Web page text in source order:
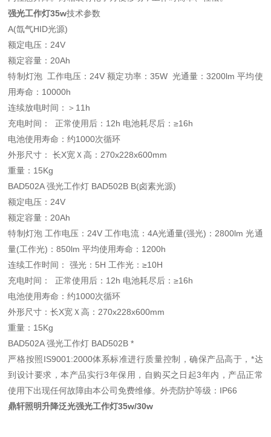
强光工作灯35w技术参数
A(氙气HID光源)
额定电压：24V
额定容量：20Ah
特制灯泡 工作电压：24V 额定功率：35W 光通量：3200lm 平均使
用寿命：10000h
连续放电时间：＞11h
充电时间： 正常使用后：12h 电池耗尽后：≥16h
电池使用寿命：约1000次循环
外形尺寸： 长X宽Ｘ高：270x228x600mm
重量：15Kg
BAD502A 强光工作灯 BAD502B B(卤素光源)
额定电压：24V
额定容量：20Ah
特制灯泡 工作电压：24V 工作电流：4A光通量(强光)：2800lm 光通
量(工作光)：850lm 平均使用寿命：1200h
连续工作时间： 强光：5H 工作光：≥10H
充电时间： 正常使用后：12h 电池耗尽后：≥16h
电池使用寿命：约1000次循环
外形尺寸：长X宽Ｘ高：270x228x600mm
重量：15Kg
BAD502A 强光工作灯 BAD502B *
严格按照IS9001:2000体系标准进行质量控制，确保产品高于，*达
到设计要求，本产品实行3年保用，自购买之日起3年内，产品正常
使用下出现任何故障由本公司免费维修。外壳防护等级：IP66
鼎轩照明升降泛光强光工作灯35w/30w